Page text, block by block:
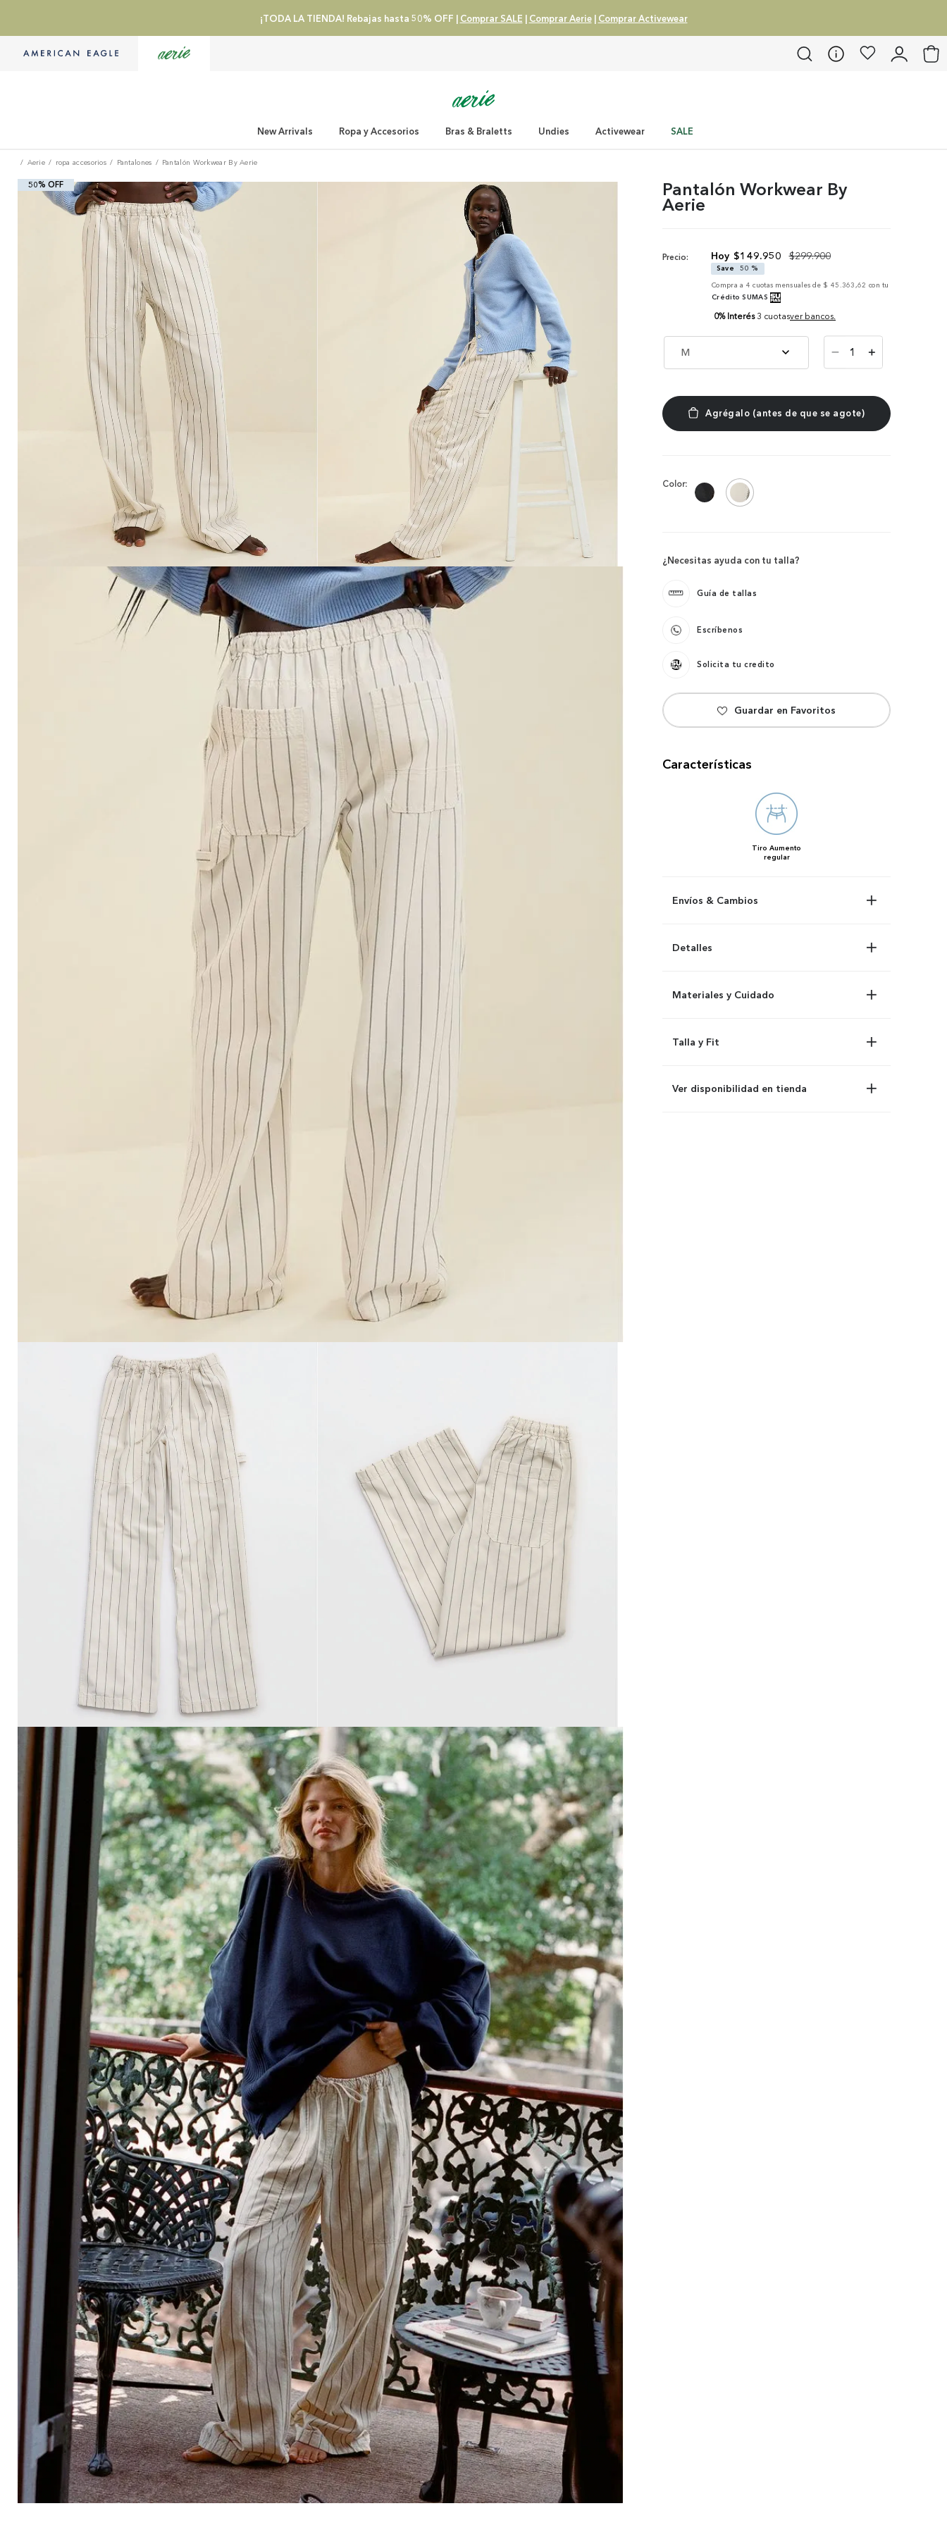
¡TODA LA TIENDA! Rebajas hasta 50% OFF | Comprar SALE | Comprar Aerie| Comprar Activewear
New Arrivals Ropa y Accesorios Bras & Braletts Undies Activewear SALE
Aerie ropa accesorios Pantalones Pantalón Workwear By Aerie
50% OFF Pantalón Workwear By
Aerie
Precio: $149.950 $299.900
Save
50 %
Compra a 4 cuotas mensuales de $ 45.363,62 con tu
Crédito SUMAS
0% Interés 3 cuotasver bancos.
M ＋
－
Color:
¿Necesitas ayuda con tu talla?
Guía de tallas
Escríbenos
Solicita tu credito
Características
Tiro Aumento
regular
Envíos & Cambios
Detalles
Materiales y Cuidado
Talla y Fit
Ver disponibilidad en tienda